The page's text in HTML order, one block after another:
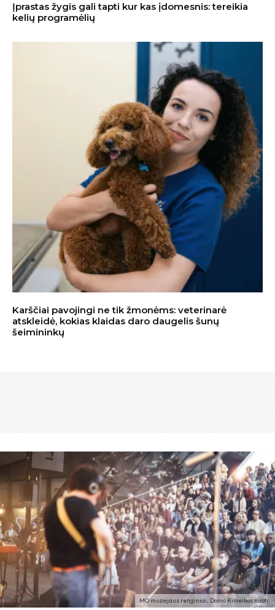
Įprastas žygis gali tapti kur kas įdomesnis: tereikia
kelių programėlių
Karščiai pavojingi ne tik žmonėms: veterinarė
atskleidė, kokias klaidas daro daugelis šunų
šeimininkų
MO muziejaus renginiai, Domo Rimeikos nuotr.